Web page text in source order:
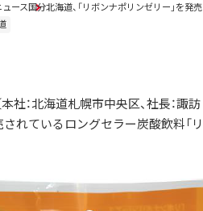
ース国分北海道、「リボンナポリンゼリー」を発売
社：北海道札幌市中央区、社長：諏
されているロングセラー炭酸飲料